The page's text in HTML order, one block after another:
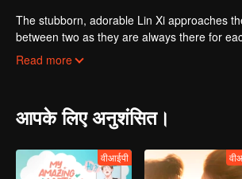
The stubborn, adorable Lin Xi approaches
between two as they are always there for
the end.
Read more
आपके लिए अनुशंसित।
वीआईपी